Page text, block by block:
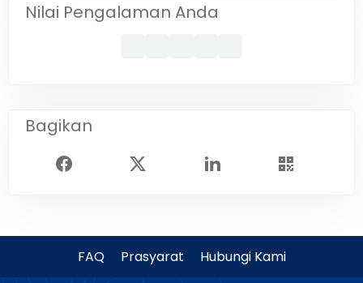
Nilai Pengalaman Anda
Bagikan
FAQ Prasyarat Hubungi Kami